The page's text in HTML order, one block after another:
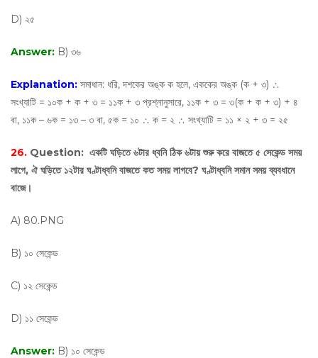
D) ২৫
Answer: B) ৩৬
Explanation: সমাধান: ধরি, দশকের অঙ্ক ক হলে, এককের অঙ্ক (ক + ৩) ∴
সংখ্যাটি = ১০ক + ক + ৩ = ১১ক + ৩ প্রশ্নানুসারে, ১১ক + ৩ = ৩(ক + ক + ৩) + ৪
বা, ১১ক – ৬ক = ১৩ – ৩ বা, ৫ক = ১০ ∴ ক = ২ ∴ সংখ্যাটি = ১১ × ২ + ৩ = ২৫
26. Question: একটি ঘড়িতে ৬টার ধ্বনি ঠিক ৬টায় শুরু করে বাজতে ৫ সেকেন্ড সময়
লাগে, ঐ ঘড়িতে ১২টার ঘণ্টাধ্বনি বাজতে কত সময় লাগবে? ঘণ্টাধ্বনি সমান সময় ব্যবধানে
বাজে।
A) 80.PNG
B) ১০ সেকেন্ড
C) ১২ সেকেন্ড
D) ১১ সেকেন্ড
Answer: B) ১০ সেকেন্ড